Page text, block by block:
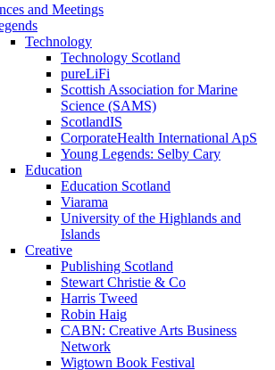
and Meetings
Technology
Technology Scotland
pureLiFi
Scottish Association for Marine
Science (SAMS)
ScotlandIS
CorporateHealth International ApS
Young Legends: Selby Cary
Education
Education Scotland
Viarama
University of the Highlands and
Islands
Creative
Publishing Scotland
Stewart Christie & Co
Harris Tweed
Robin Haig
CABN: Creative Arts Business
Network
Wigtown Book Festival